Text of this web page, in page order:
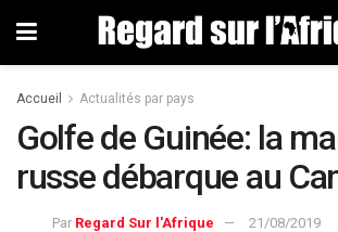
Accueil Actualités par pays
Golfe de Guinée: la
russe débarque au
Par Regard Sur l'Afrique 21/08/2019